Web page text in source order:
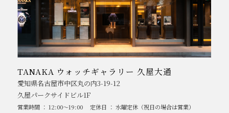
TANAKA ウォッチギャラリー 久屋大通
愛知県名古屋市中区丸の内3-19-12
久屋パークサイドビル1F
営業時間 ： 12:00～19:00 定休日 ： 水曜定休（祝日の場合は営業）